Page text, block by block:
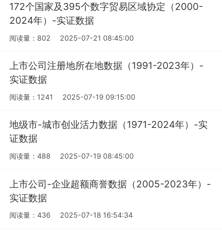
172个国家及395个数字贸易区域协定（2000-
2024年）-实证数据
阅读量：802 2025-07-21 08:45:00
上市公司注册地所在地数据（1991-2023年）-
实证数据
阅读量：1241 2025-07-19 09:15:00
地级市-城市创业活力数据（1971-2024年）-实
证数据
阅读量：488 2025-07-19 08:45:00
上市公司-企业超额商誉数据（2005-2023年）-
实证数据
阅读量：436 2025-07-18 16:54:34